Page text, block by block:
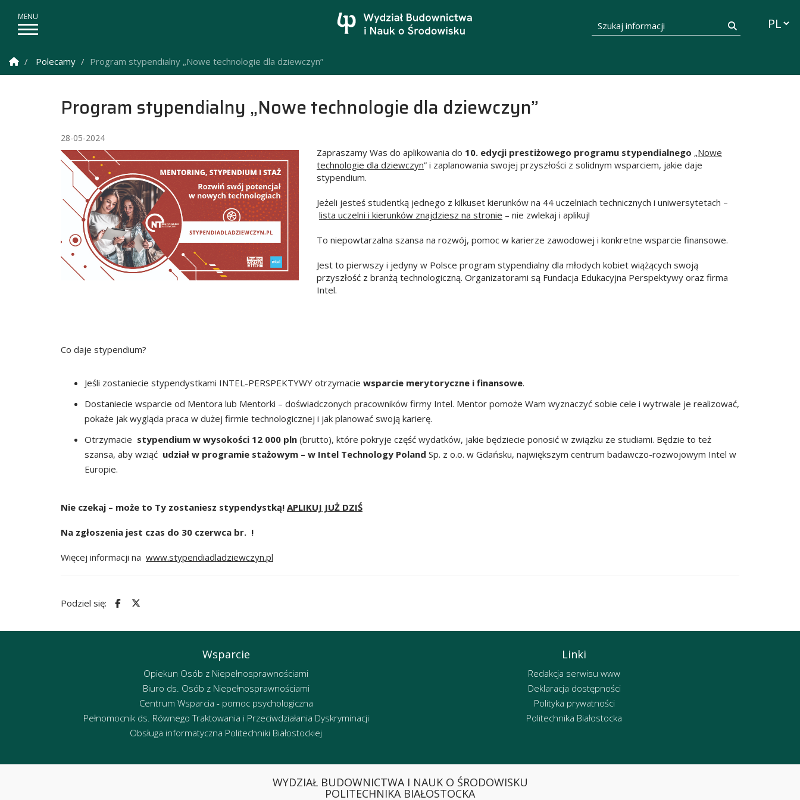
Szukaj informacji
Strona Główna
Polecamy Program stypendialny „Nowe technologie dla dziewczyn”
Program stypendialny „Nowe technologie dla dziewczyn”
28-05-2024
Zapraszamy Was do aplikowania do 10. edycji prestiżowego programu stypendialnego „Nowe
technologie dla dziewczyn” i zaplanowania swojej przyszłości z solidnym wsparciem, jakie daje
stypendium.
Jeżeli jesteś studentką jednego z kilkuset kierunków na 44 uczelniach technicznych i uniwersytetach –
lista uczelni i kierunków znajdziesz na stronie – nie zwlekaj i aplikuj!
To niepowtarzalna szansa na rozwój, pomoc w karierze zawodowej i konkretne wsparcie finansowe.
Jest to pierwszy i jedyny w Polsce program stypendialny dla młodych kobiet wiążących swoją
przyszłość z branżą technologiczną. Organizatorami są Fundacja Edukacyjna Perspektywy oraz firma
Intel.
Co daje stypendium?
Jeśli zostaniecie stypendystkami INTEL-PERSPEKTYWY otrzymacie wsparcie merytoryczne i finansowe.
Dostaniecie wsparcie od Mentora lub Mentorki – doświadczonych pracowników firmy Intel. Mentor pomoże Wam wyznaczyć sobie cele i wytrwale je realizować,
pokaże jak wygląda praca w dużej firmie technologicznej i jak planować swoją karierę.
Otrzymacie stypendium w wysokości 12 000 pln (brutto), które pokryje część wydatków, jakie będziecie ponosić w związku ze studiami. Będzie to też
szansa, aby wziąć udział w programie stażowym – w Intel Technology Poland Sp. z o.o. w Gdańsku, największym centrum badawczo-rozwojowym Intel w
Europie.
Nie czekaj – może to Ty zostaniesz stypendystką! APLIKUJ JUŻ DZIŚ
Na zgłoszenia jest czas do 30 czerwca br. !
Więcej informacji na www.stypendiadladziewczyn.pl
Podziel się:
Wsparcie
Opiekun Osób z Niepełnosprawnościami
Biuro ds. Osób z Niepełnosprawnościami
Centrum Wsparcia - pomoc psychologiczna
Pełnomocnik ds. Równego Traktowania i Przeciwdziałania Dyskryminacji
Obsługa informatyczna Politechniki Białostockiej
Linki
Redakcja serwisu www
Deklaracja dostępności
Polityka prywatności
Politechnika Białostocka
WYDZIAŁ BUDOWNICTWA I NAUK O ŚRODOWISKU
POLITECHNIKA BIAŁOSTOCKA